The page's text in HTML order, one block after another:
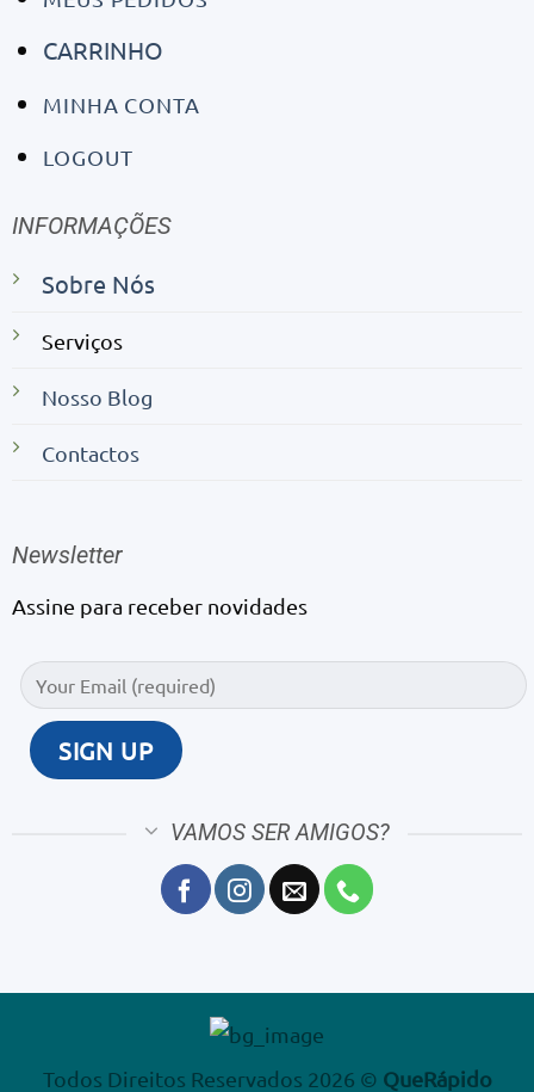
CARRINHO
MINHA CONTA
LOGOUT
INFORMAÇÕES
Sobre Nós
Serviços
Nosso Blog
Contactos
Newsletter
Assine para receber novidades
VAMOS SER AMIGOS?
Todos Direitos Reservados 2026 © QueRápido